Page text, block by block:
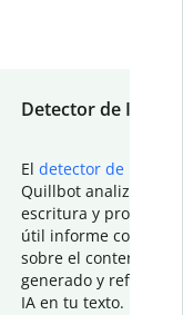
Detector de IA
El detector de IA
Quillbot analiza tu
escritura y
útil informe con
sobre el contenido
generado y refinado
IA en tu texto.